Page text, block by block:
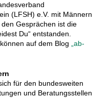
(LFSH) e.V. mit Männern
Gesprächen ist die
Du“ entstanden.
auf dem Blog „ab-
für den bundesweiten
und Beratungsstellen